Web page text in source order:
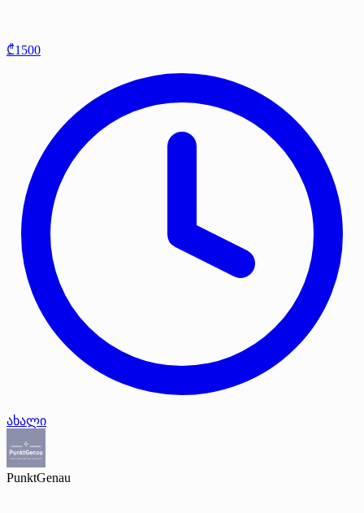
₾1500
ახალი
PunktGenau